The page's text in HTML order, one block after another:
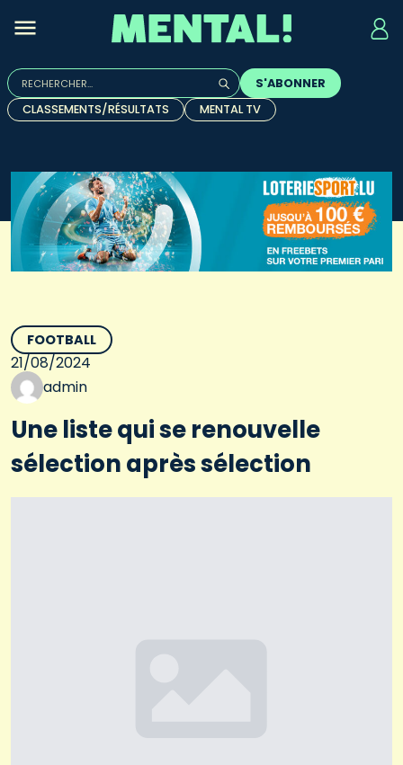
Rechercher :
Quand les résultats de l'auto-complétion sont
S'ABONNER
CLASSEMENTS/RÉSULTATS
MENTAL TV
FOOTBALL
21/08/2024
admin
Une liste qui se renouvelle
sélection après sélection